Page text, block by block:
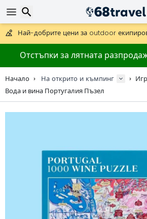
Получете безплатна доставка при
Предлага се и DHL Express за една нощ.
30 дни за връщане, 90 дни за дървени
Най-добрите цени за outdoor
Отстъпки за лятната
Начало На открито и къмпинг
Вода и вина Португалия Пъзел
Търсене
Търсене